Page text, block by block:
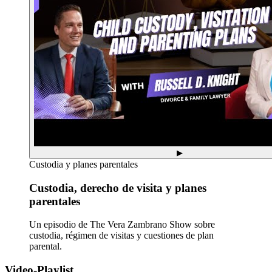
▶
Custodia y planes parentales
Custodia, derecho de visita y planes
parentales
Un episodio de The Vera Zambrano Show sobre
custodia, régimen de visitas y cuestiones de plan
parental.